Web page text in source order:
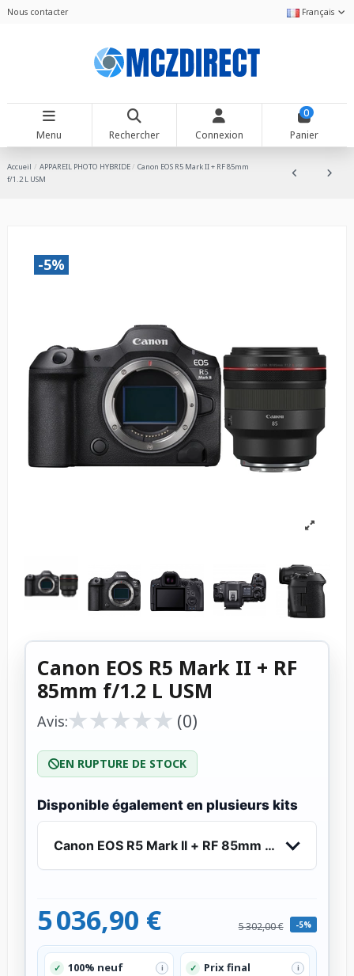
Nous contacter Français
Menu Rechercher Connexion
0
Panier
Accueil APPAREIL PHOTO HYBRIDE
Canon EOS R5 Mark II + RF 85mm
f/1.2 L USM
-5%
Canon EOS R5 Mark II + RF
85mm f/1.2 L USM
Avis:★
★★
★★
★★
★★
★ (0)
EN RUPTURE DE STOCK
Disponible également en plusieurs kits
Canon EOS R5 Mark II + RF 85mm f/1.2 L USM
5 036,90 € 5 302,00 € -5%
✓ 100% neuf i ✓ Prix final i